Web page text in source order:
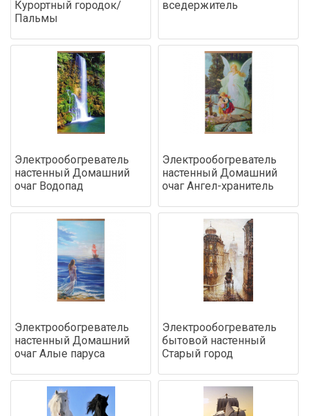
Курортный городок/
Пальмы
вседержитель
Электрообогреватель
настенный Домашний
очаг Водопад
Электрообогреватель
настенный Домашний
очаг Ангел-хранитель
Электрообогреватель
настенный Домашний
очаг Алые паруса
Электрообогреватель
бытовой настенный
Старый город